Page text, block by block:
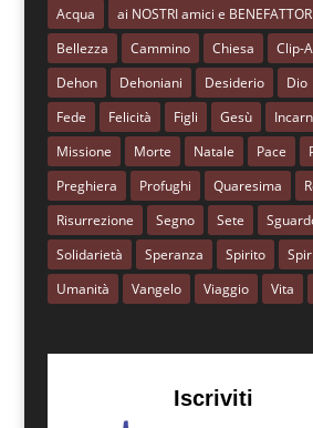
Acqua ai NOSTRI amici e
Bellezza
Cammino Chiesa Clip-
Dehon
Dehoniani Desiderio Dio
Fede
Felicità Figli Gesù
Missione
Morte Natale Pace
Preghiera
Profughi Quaresima
Risurrezione
Segno Sete
Solidarietà
Speranza Spirito
Umanità
Vangelo Viaggio Vita
Iscriviti